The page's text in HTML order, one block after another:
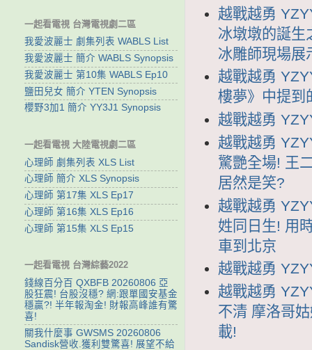
越戰越勇
冰墩墩的誕生
冰雕師現場展
越戰越勇
樓夢》中提到
越戰越勇
越戰越勇
驚艷全場! 王
居然是笑?
越戰越勇
姓同日生! 用
車到北京
越戰越勇
越戰越勇
不清 摩洛哥
載!
一起看電視 台灣電視劇二區
我愛波麗士 劇集列表 WABLS List
我愛波麗士 簡介 WABLS Synopsis
我愛波麗士 第10集 WABLS Ep10
鹽田兒女 簡介 YTEN Synopsis
櫻野3加1 簡介 YY3J1 Synopsis
一起看電視 大陸電視劇二區
心理師 劇集列表 XLS List
心理師 簡介 XLS Synopsis
心理師 第17集 XLS Ep17
心理師 第16集 XLS Ep16
心理師 第15集 XLS Ep15
一起看電視 台灣綜藝2022
錢線百分百 QXBFB 20260806 亞
股狂震! 台股沒穩? 網:跟單國安基金
穩贏?! 半年報淘金! 財報高峰誰有驚
喜!
關我什麼事 GWSMS 20260806
Sandisk營收.獲利雙驚喜! 展望不給